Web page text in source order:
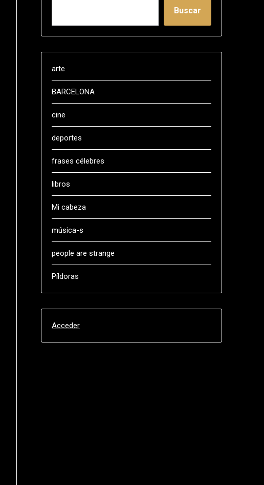
Buscar
arte
BARCELONA
cine
deportes
frases célebres
libros
Mi cabeza
música-s
people are strange
Píldoras
Acceder